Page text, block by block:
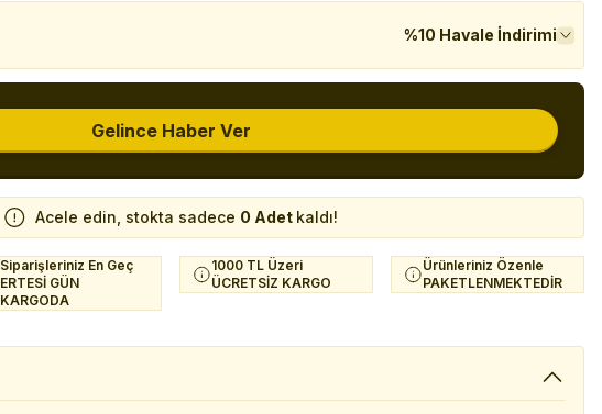
%10 Havale İndirimi
Gelince Haber Ver
Acele edin, stokta sadece 0 Adet kaldı!
Siparişleriniz En Geç
ERTESİ GÜN
KARGODA
1000 TL Üzeri
ÜCRETSİZ KARGO
Ürünleriniz Özenle
PAKETLENMEKTEDİR